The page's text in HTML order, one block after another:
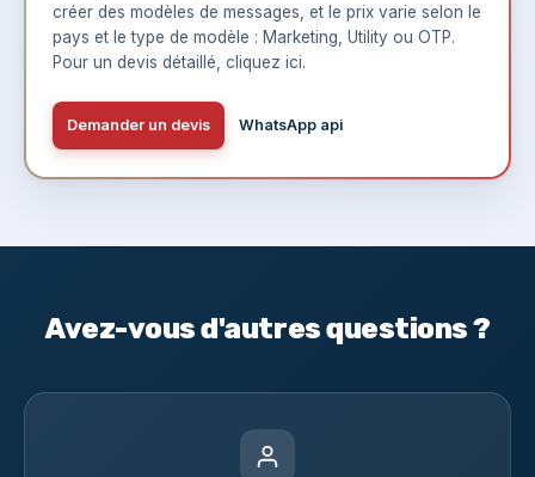
créer des modèles de messages, et le prix varie selon le
pays et le type de modèle : Marketing, Utility ou OTP.
Pour un devis détaillé, cliquez ici.
Demander un devis WhatsApp api
Avez-vous d'autres questions ?